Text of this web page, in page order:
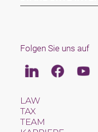
Folgen Sie uns auf
LinkedinFacebook
LAW
TAX
TEAM